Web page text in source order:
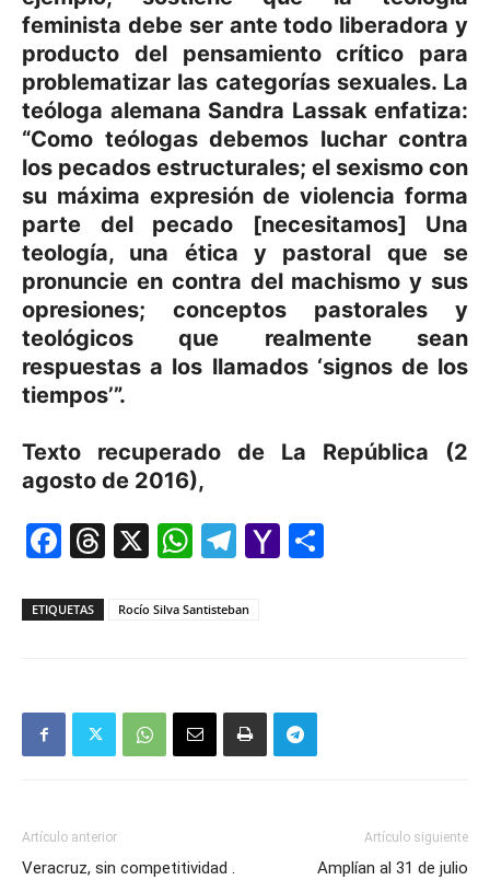
feminista debe ser ante todo liberadora y
producto del pensamiento crítico para
problematizar las categorías sexuales. La
teóloga alemana Sandra Lassak enfatiza:
“Como teólogas debemos luchar contra
los pecados estructurales; el sexismo con
su máxima expresión de violencia forma
parte del pecado [necesitamos] Una
teología, una ética y pastoral que se
pronuncie en contra del machismo y sus
opresiones; conceptos pastorales y
teológicos que realmente sean
respuestas a los llamados ‘signos de los
tiempos’”.
Texto recuperado de La República (2
agosto de 2016),
Facebook
Threads
X WhatsApp
Telegram
Yahoo
ETIQUETAS Rocío Silva Santisteban
Artículo anterior
Veracruz, sin competitividad .
Artículo siguiente
Amplían al 31 de julio